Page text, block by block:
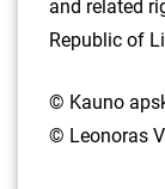
and related
Republic of
© Kauno
© Leonoras